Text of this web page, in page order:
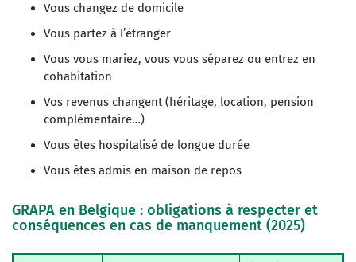
Vous changez de domicile
Vous partez à l’étranger
Vous vous mariez, vous vous séparez ou entrez en
cohabitation
Vos revenus changent (héritage, location, pension
complémentaire…)
Vous êtes hospitalisé de longue durée
Vous êtes admis en maison de repos
GRAPA en Belgique : obligations à respecter et
conséquences en cas de manquement (2025)